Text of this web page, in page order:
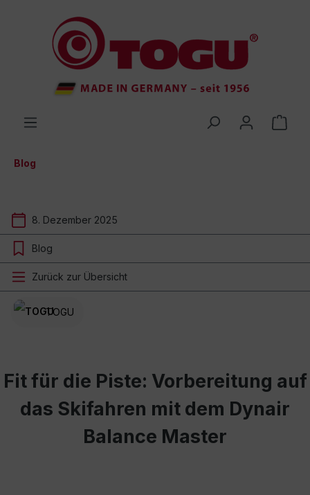
springen
Blog
8. Dezember 2025
Blog
Zurück zur Übersicht
TOGU
Fit für die Piste: Vorbereitung auf
das Skifahren mit dem Dynair
Balance Master